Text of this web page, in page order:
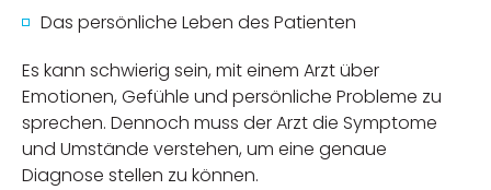
Das persönliche Leben des Patienten
Es kann schwierig sein, mit einem Arzt über
Emotionen, Gefühle und persönliche Probleme zu
sprechen. Dennoch muss der Arzt die Symptome
und Umstände verstehen, um eine genaue
Diagnose stellen zu können.